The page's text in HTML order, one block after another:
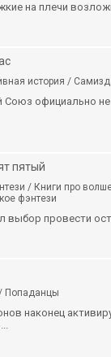
на плечи
история /
Союз официально
пятый
/ Книги про
фэнтези
выбор провести
Попаданцы
наконец